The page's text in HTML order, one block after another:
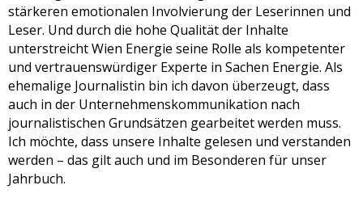
stärkeren emotionalen Involvierung der Leserinnen und
Leser. Und durch die hohe Qualität der Inhalte
unterstreicht Wien Energie seine Rolle als kompetenter
und vertrauenswürdiger Experte in Sachen Energie. Als
ehemalige Journalistin bin ich davon überzeugt, dass
auch in der Unternehmenskommunikation nach
journalistischen Grundsätzen gearbeitet werden muss.
Ich möchte, dass unsere Inhalte gelesen und verstanden
werden – das gilt auch und im Besonderen für unser
Jahrbuch.